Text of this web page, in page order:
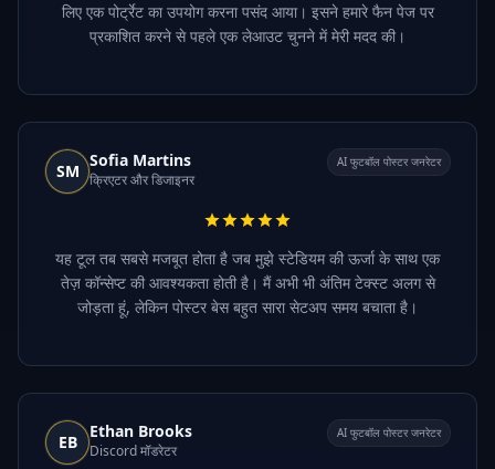
लिए एक पोर्ट्रेट का उपयोग करना पसंद आया। इसने हमारे फैन पेज पर
प्रकाशित करने से पहले एक लेआउट चुनने में मेरी मदद की।
SM
Sofia Martins
क्रिएटर और डिजाइनर
AI फुटबॉल पोस्टर जनरेटर
यह टूल तब सबसे मजबूत होता है जब मुझे स्टेडियम की ऊर्जा के साथ एक
तेज़ कॉन्सेप्ट की आवश्यकता होती है। मैं अभी भी अंतिम टेक्स्ट अलग से
जोड़ता हूं, लेकिन पोस्टर बेस बहुत सारा सेटअप समय बचाता है।
EB
Ethan Brooks
Discord मॉडरेटर
AI फुटबॉल पोस्टर जनरेटर